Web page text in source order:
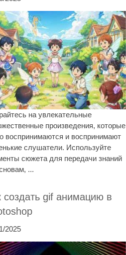
на увлекательные
произведения, которые
воспринимаются и воспринимают
слушатели. Используйте
сюжета для передачи знаний
...
создать gif анимацию в
2025